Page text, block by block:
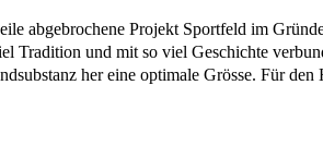
abgebrochene Projekt Sportfeld im
und mit so viel Geschichte
her eine optimale Grösse. Für